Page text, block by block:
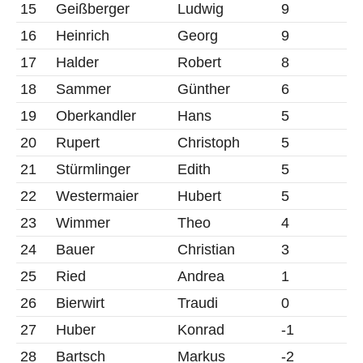
15
Geißberger Ludwig
9
16
Heinrich Georg
9
17
Halder Robert
8
18
Sammer Günther
6
19
Oberkandler Hans
5
20
Rupert Christoph
5
21
Stürmlinger Edith
5
22
Westermaier Hubert
5
23
Wimmer Theo
4
24
Bauer Christian
3
25
Ried Andrea
1
26
Bierwirt Traudi
0
27
Huber Konrad
-1
28
Bartsch Markus -2